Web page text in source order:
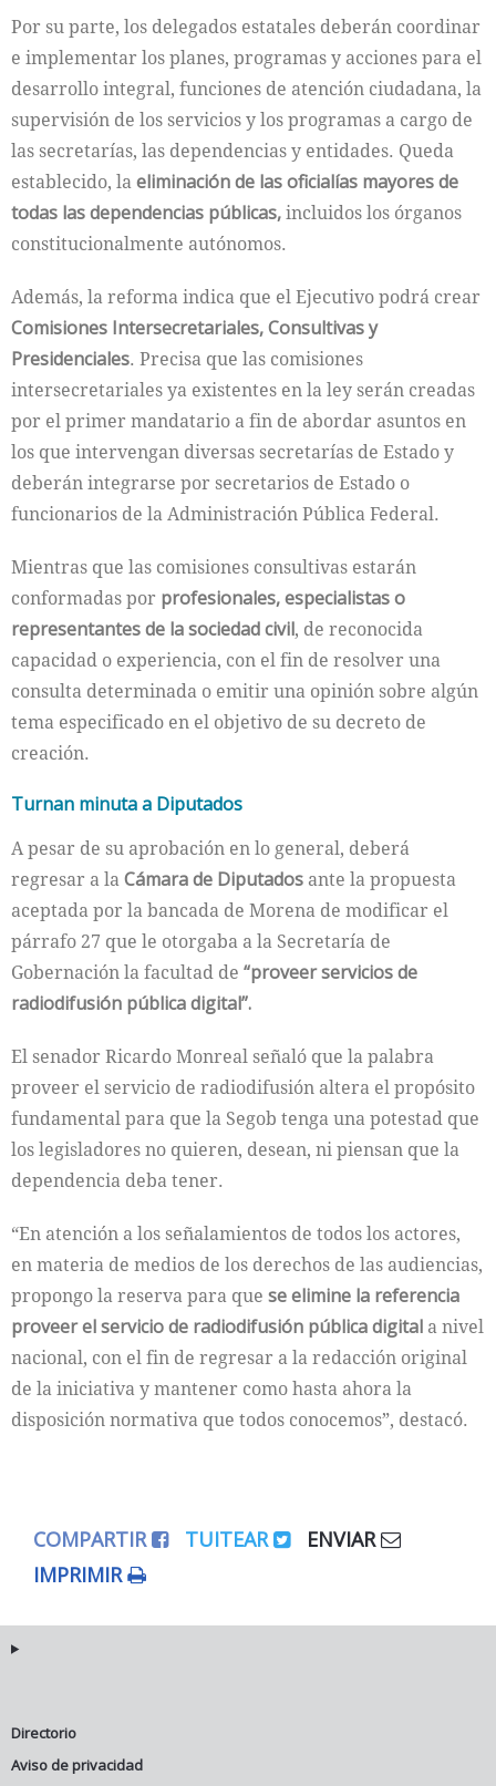
Por su parte, los delegados estatales deberán coordinar
e implementar los planes, programas y acciones para el
desarrollo integral, funciones de atención ciudadana, la
supervisión de los servicios y los programas a cargo de
las secretarías, las dependencias y entidades. Queda
establecido, laeliminación de las oficialías mayores de
todas las dependencias públicas,incluidos los órganos
constitucionalmente autónomos.
Además, la reforma indica que el Ejecutivo podrá crear
Comisiones Intersecretariales, Consultivas y
Presidenciales. Precisa que las comisiones
intersecretariales ya existentes en la ley serán creadas
por el primer mandatario a fin de abordar asuntos en
los que intervengan diversas secretarías de Estado y
deberán integrarse por secretarios de Estado o
funcionarios de la Administración Pública Federal.
Mientras que las comisiones consultivas estarán
conformadas por profesionales, especialistas o
representantes de la sociedad civil, de reconocida
capacidad o experiencia, con el fin de resolver una
consulta determinada o emitir una opinión sobre algún
tema especificado en el objetivo de su decreto de
creación.
Turnan minuta a Diputados
A pesar de su aprobación en lo general, deberá
regresar a laCámara de Diputados ante la propuesta
aceptada por la bancada de Morena de modificar el
párrafo 27 que le otorgaba a la Secretaría de
Gobernación la facultad de “proveer servicios de
radiodifusión pública digital”.
El senador Ricardo Monreal señaló que la palabra
proveer el servicio de radiodifusión altera el propósito
fundamental para que la Segob tenga una potestad que
los legisladores no quieren, desean, ni piensan que la
dependencia deba tener.
“En atención a los señalamientos de todos los actores,
en materia de medios de los derechos de las audiencias,
propongo la reserva para que se elimine la referencia
proveer el servicio de radiodifusión pública digital a nivel
nacional, con el fin de regresar a la redacción original
de la iniciativa y mantener como hasta ahora la
disposición normativa que todos conocemos”, destacó.
COMPARTIR TUITEAR
ENVIAR
IMPRIMIR
Directorio
Aviso de privacidad